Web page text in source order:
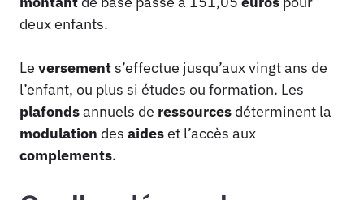
deux enfants.
Le versements’effectue jusqu’aux vingt ans de
l’enfant, ou plus si études ou formation. Les
plafondsannuels de ressources déterminent la
modulation des aideset l’accès aux
complements.